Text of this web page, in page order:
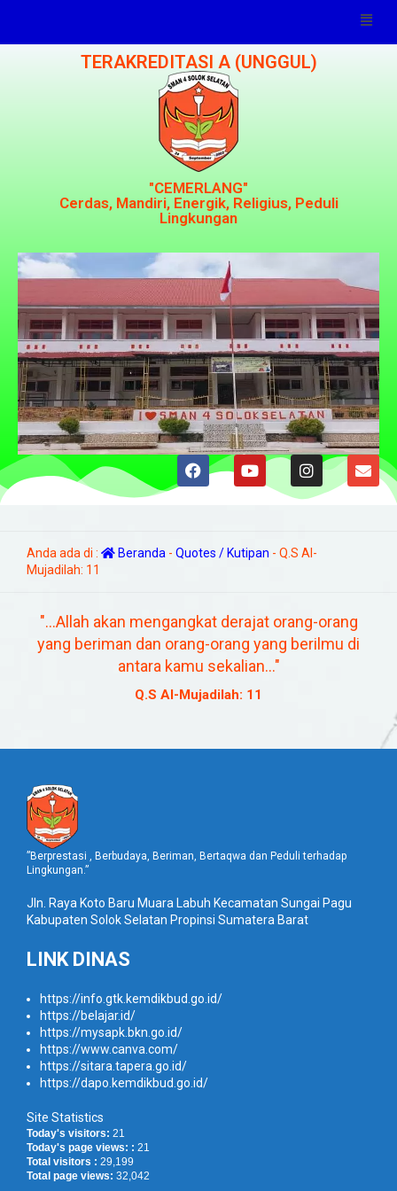
TERAKREDITASI A (UNGGUL)
"CEMERLANG"
Cerdas, Mandiri, Energik, Religius, Peduli
Lingkungan
Anda ada di : Beranda - Quotes / Kutipan - Q.S Al-
Mujadilah: 11
"...Allah akan mengangkat derajat orang-orang
yang beriman dan orang-orang yang berilmu di
antara kamu sekalian..."
Q.S Al-Mujadilah: 11
”Berprestasi , Berbudaya, Beriman, Bertaqwa dan Peduli terhadap
Lingkungan.”
Jln. Raya Koto Baru Muara Labuh Kecamatan Sungai Pagu
Kabupaten Solok Selatan Propinsi Sumatera Barat
LINK DINAS
https://info.gtk.kemdikbud.go.id/
https://belajar.id/
https://mysapk.bkn.go.id/
https://www.canva.com/
https://sitara.tapera.go.id/
https://dapo.kemdikbud.go.id/
Site Statistics
Today's visitors: 21
Today's page views: : 21
Total visitors : 29,199
Total page views: 32,042